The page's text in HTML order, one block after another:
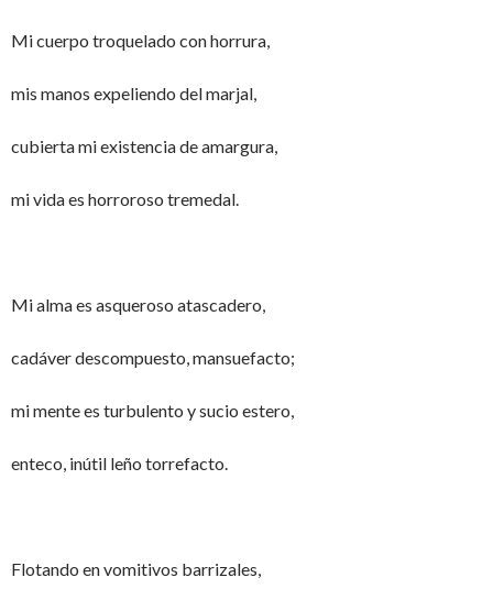
Mi cuerpo troquelado con horrura,
mis manos expeliendo del marjal,
cubierta mi existencia de amargura,
mi vida es horroroso tremedal.
Mi alma es asqueroso atascadero,
cadáver descompuesto, mansuefacto;
mi mente es turbulento y sucio estero,
enteco, inútil leño torrefacto.
Flotando en vomitivos barrizales,